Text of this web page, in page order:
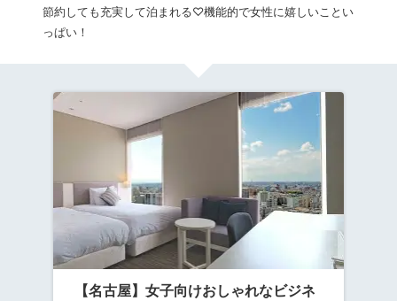
節約しても充実して泊まれる♡機能的で女性に嬉しいことい
っぱい！
【名古屋】女子向けおしゃれなビジネ